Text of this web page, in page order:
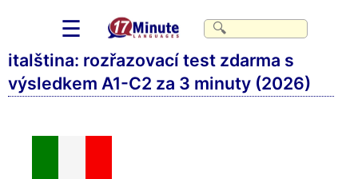
☰
italština: rozřazovací test zdarma s
výsledkem A1-C2 za 3 minuty (2026)